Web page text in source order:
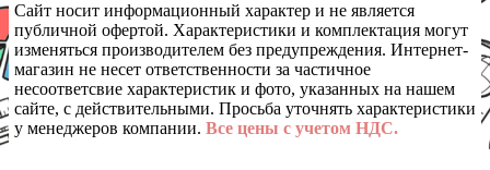
Сайт носит информационный характер и не является
публичной офертой. Характеристики и комплектация могут
изменяться производителем без предупреждения. Интернет-
магазин не несет ответственности за частичное
несоответсвие характеристик и фото, указанных на нашем
сайте, с действительными. Просьба уточнять характеристики
у менеджеров компании. Все цены с учетом НДС.